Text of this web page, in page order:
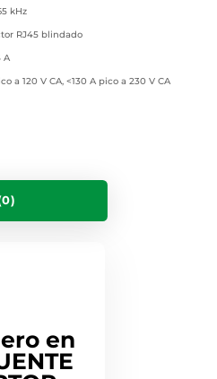
kHz
RJ45 blindado
A
a 120 V CA, <130 A pico a 230 V CA
en